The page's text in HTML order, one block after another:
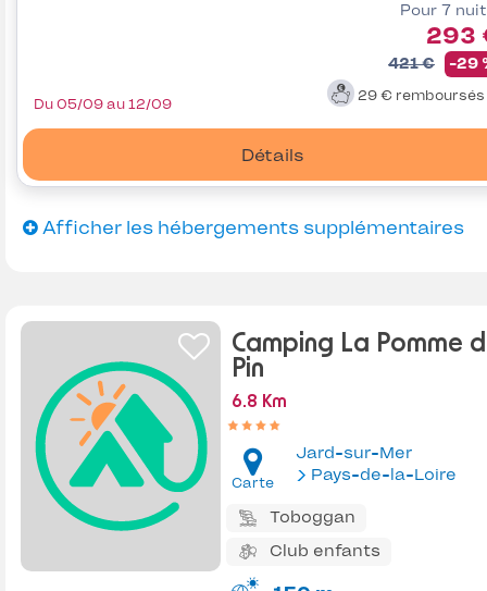
Pour 7
293
421 € -29
29 € remboursés
Détails
Du 05/09 au 12/09
Afficher les hébergements supplémentaires
Camping La Pomme
Pin
6.8 Km
Carte
Jard-sur-Mer
Pays-de-la-Loire
Toboggan
Club enfants